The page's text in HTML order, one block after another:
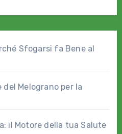
Sfogarsi fa Bene al
Melograno per la
il Motore della tua Salute